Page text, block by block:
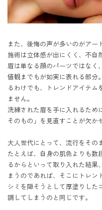
また、後悔の声が多いのがア
施術は立体感が出にくく、不自
眉は単なる顔のパーツではなく
値観までもが如実に表れる部分
るわけでも、トレンドアイテム
ません。
洗練された眉を手に入れるため
そのもの」を見直すことが欠か
大人世代にとって、流行をその
たとえば、自身の肌色よりも数
るからといって取り入れた結果
まうのであれば、そこにトレン
シミを隠そうとして厚塗りし
調してしまうのと同じです。